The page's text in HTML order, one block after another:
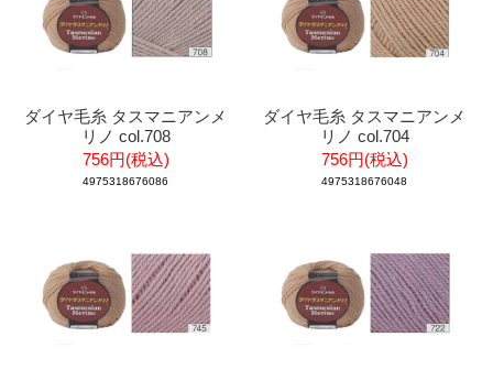
ダイヤ毛糸 タスマニアンメ
リノ col.708
756円(税込)
4975318676086
ダイヤ毛糸 タスマニアンメ
リノ col.704
756円(税込)
4975318676048